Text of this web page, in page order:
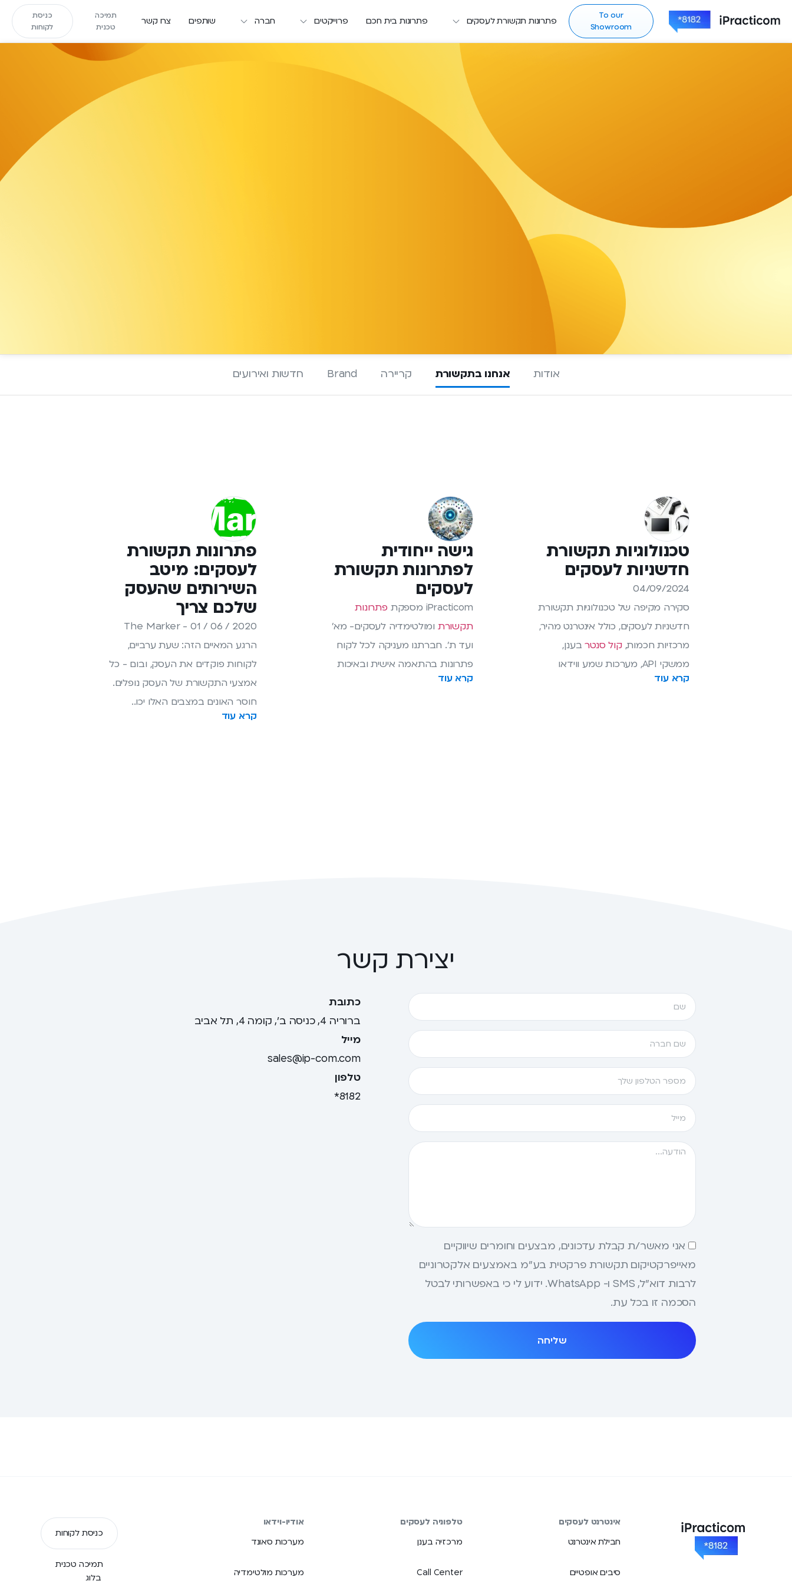
To our
Showroom
פתרונות תקשורת לעסקים פתרונות בית חכם פרוייקטים חברה שותפים צרו קשר
תמיכה
טכנית
כניסת
לקוחות
אודות אנחנו בתקשורת קריירה Brand חדשות ואירועים
טכנולוגיות תקשורת
חדשניות לעסקים
04/09/2024
סקירה מקיפה של טכנולוגיות תקשורת
חדשניות לעסקים, כולל אינטרנט מהיר,
מרכזיות חכמות,קול סנטרבענן,
ממשקי API, מערכות שמע ווידאו
ואבטחה. מידע על
קרא עוד
גישה ייחודית
לפתרונות תקשורת
לעסקים
iPracticom מספקת
פתרונות
תקשורת ומולטימדיה לעסקים- מא'
ועד ת'. חברתנו מעניקה לכל לקוח
פתרונות בהתאמה אישית ובאיכות
הגבוהה ביותר הן של המוצרים והן של
קרא עוד
פתרונות תקשורת
לעסקים: מיטב
השירותים שהעסק
שלכם צריך
The Marker - 01 / 06 / 2020
הרגע המאיים הזה: שעת ערביים,
לקוחות פוקדים את העסק, ובום - כל
אמצעי התקשורת של העסק נופלים.
חוסר האונים במצבים האלו יכו..
קרא עוד
יצירת קשר
אני מאשר/ת קבלת עדכונים, מבצעים וחומרים שיווקיים
מאייפרקטיקום תקשורת פרקטית בע"מ באמצעים אלקטרוניים
לרבות דוא״ל, SMS ו- WhatsApp. ידוע לי כי באפשרותי לבטל
הסכמה זו בכל עת.
שליחה
כתובת
ברוריה 4, כניסה ב', קומה 4, תל אביב
מייל
sales@ip-com.com
טלפון
8182*
אינטרנט לעסקים
חבילת אינטרנט
סיבים אופטיים
טלפוניה לעסקים
מרכזיה בענן
Call Center
אודיו-וידאו
מערכות סאונד
מערכות מולטימדיה
כניסת לקוחות
תמיכה טכנית
בלוג